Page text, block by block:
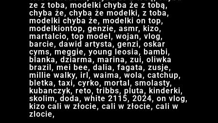
ze z toba, modelki chyba że z tobą,
chyba że, chyba że modelki, z toba,
modelki chyba że, modelki on top,
modelkiontop, genzie, asmr, kizo,
martalcio, top model, wojan, vlog,
barcie, dawid artysta, genzi, oskar
cyms, meggie, young leosia, bambi,
blanka, dziarma, marina, zui, oliwka
brazil, mei bee, dalia, fagata, zusje,
millie walky, irl, waima, wola, catchup,
bletka, taxi, cyrko, mortal, smolasty,
kubanczyk, reto, tribbs, pluta, kinderki,
skolim, doda, white 2115, 2024, on vlog,
kizo cali w złocie, cali w złocie, cali w
zlocie,